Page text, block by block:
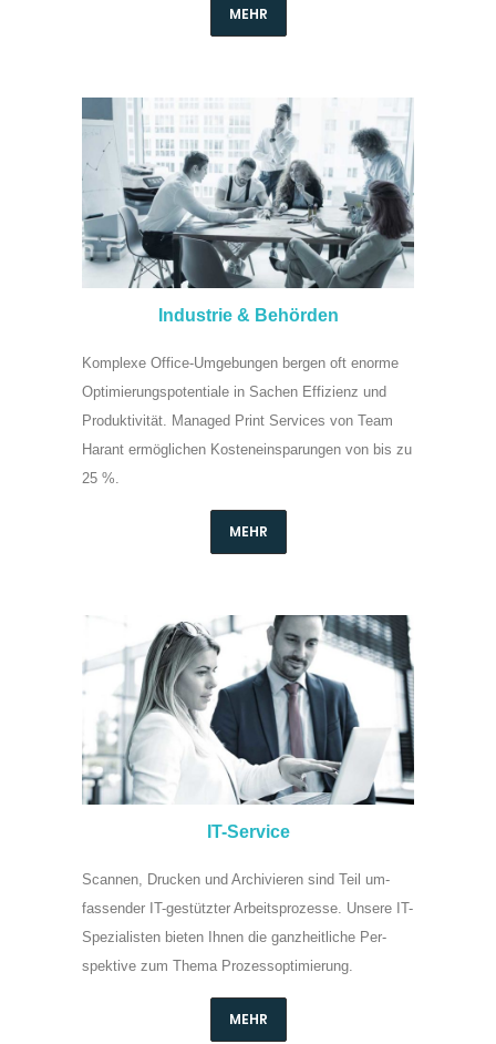
MEHR
Industrie & Behörden
Komplexe Office-Um­ge­bungen bergen oft enorme
Op­ti­mie­rungs­po­ten­tiale in Sachen Effi­zienz und
Pro­duk­tivi­tät. Managed Print Services von Team
Harant er­­mö­gli­ch­en Kos­ten­­ein­­spa­­rungen von bis zu
25 %.
MEHR
IT-Service
Scannen, Drucken und Archivieren sind Teil um­
fassender IT-ge­stützter Ar­beits­pro­zesse. Unsere IT-
Spe­zia­listen bieten Ihnen die ganz­heit­liche Per­
spek­tive zum Thema Pro­zess­opti­mie­rung.
MEHR